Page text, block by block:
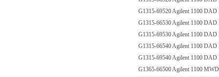
G1315-69520 Agilent 1100
G1315-66530 Agilent 1100
G1315-69530 Agilent 1100
G1315-66540 Agilent 1100
G1315-69540 Agilent 1100
G1365-66500 Agilent 1100